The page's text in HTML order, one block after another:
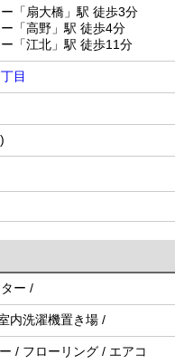
「扇大橋」駅 徒歩3分
「高野」駅 徒歩4分
「江北」駅 徒歩11分
目
ー /
内洗濯機置き場 /
/ フローリング / エアコ